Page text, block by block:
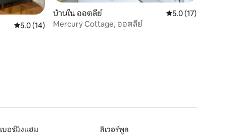
คะแนนเฉลี่ย 5.0 จาก 5, 14 รีวิว
5.0 (14)
บ้านใน ออตลีย์ คะแนนเฉลี่ย 5.0 จาก
5.0 (17)
Mercury Cottage, ออตลีย์
เบอร์มิงแฮม ลิเวอร์พูล